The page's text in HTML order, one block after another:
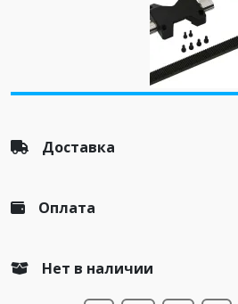
Доставка
Оплата
Нет в наличии